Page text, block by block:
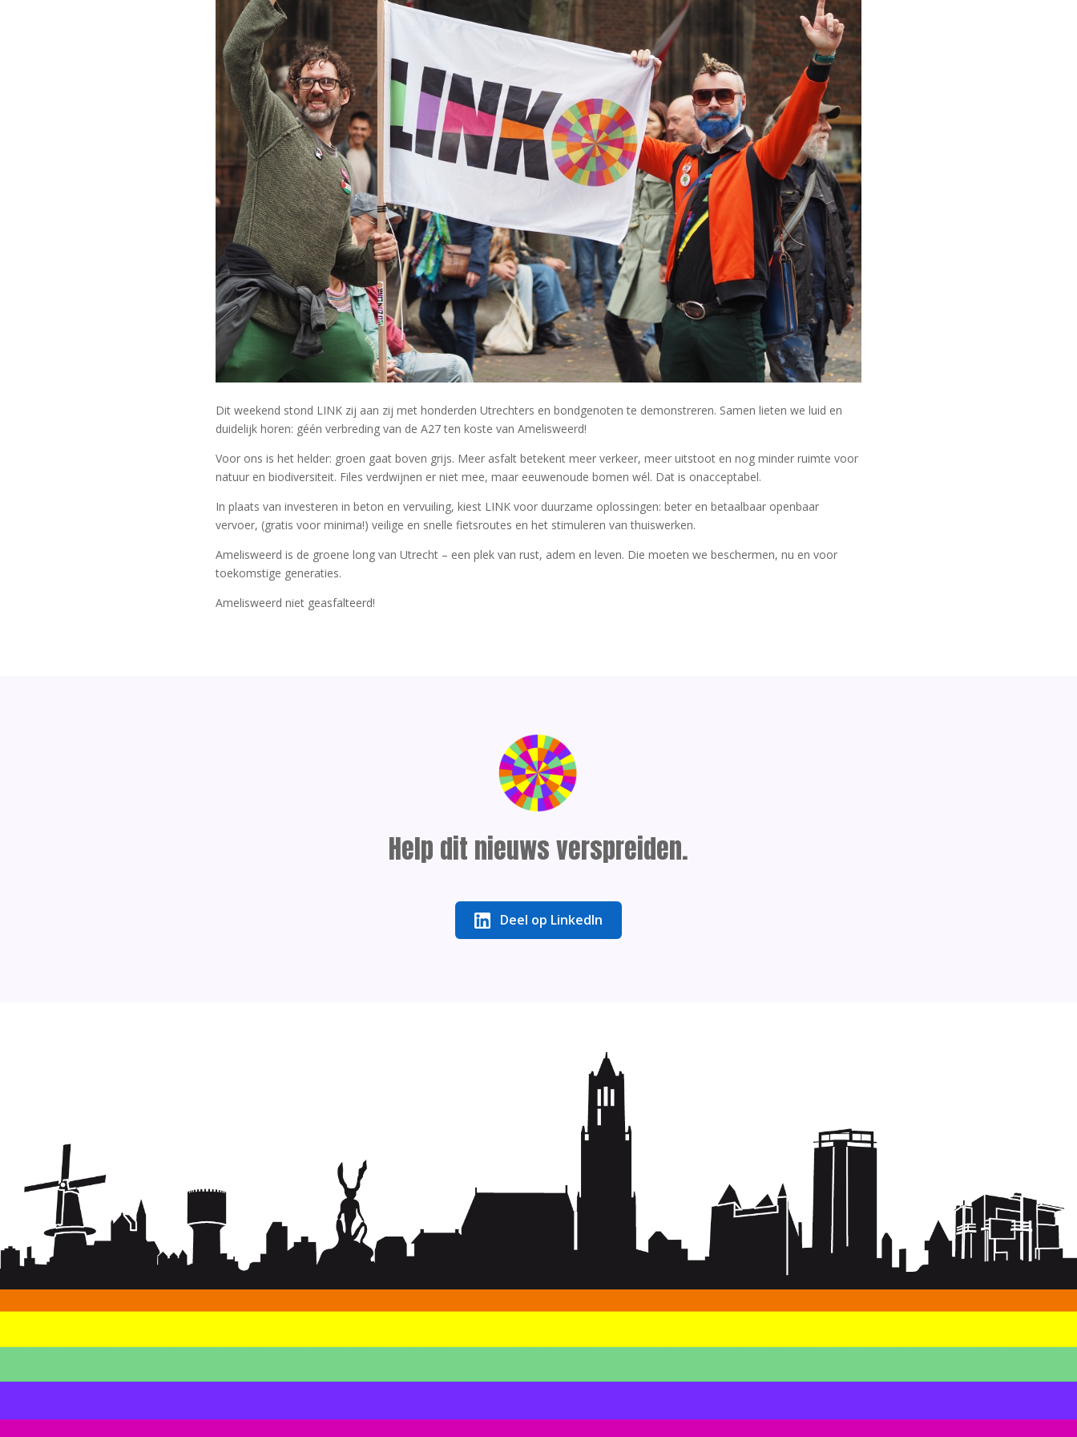
Dit weekend stond LINK zij aan zij met honderden Utrechters en bondgenoten te demonstreren. Samen lieten we luid en
duidelijk horen: géén verbreding van de A27 ten koste van Amelisweerd!
Voor ons is het helder: groen gaat boven grijs. Meer asfalt betekent meer verkeer, meer uitstoot en nog minder ruimte voor
natuur en biodiversiteit. Files verdwijnen er niet mee, maar eeuwenoude bomen wél. Dat is onacceptabel.
In plaats van investeren in beton en vervuiling, kiest LINK voor duurzame oplossingen: beter en betaalbaar openbaar
vervoer, (gratis voor minima!) veilige en snelle fietsroutes en het stimuleren van thuiswerken.
Amelisweerd is de groene long van Utrecht – een plek van rust, adem en leven. Die moeten we beschermen, nu en voor
toekomstige generaties.
Amelisweerd niet geasfalteerd!
Help dit nieuws verspreiden.
Deel op LinkedIn